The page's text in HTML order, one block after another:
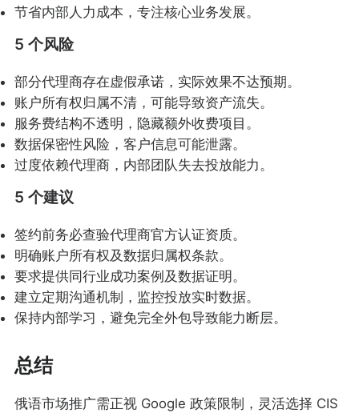
节省内部人力成本，专注核心业务发展。
5 个风险
部分代理商存在虚假承诺，实际效果不达预期。
账户所有权归属不清，可能导致资产流失。
服务费结构不透明，隐藏额外收费项目。
数据保密性风险，客户信息可能泄露。
过度依赖代理商，内部团队失去投放能力。
5 个建议
签约前务必查验代理商官方认证资质。
明确账户所有权及数据归属权条款。
要求提供同行业成功案例及数据证明。
建立定期沟通机制，监控投放实时数据。
保持内部学习，避免完全外包导致能力断层。
总结
俄语市场推广需正视 Google 政策限制，灵活选择 CIS